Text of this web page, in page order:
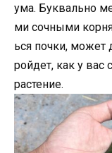
ума. Буквально
ми сочными
ься почки, может
ройдет, как у
растение.